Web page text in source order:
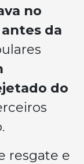
no
da
do
resgate e